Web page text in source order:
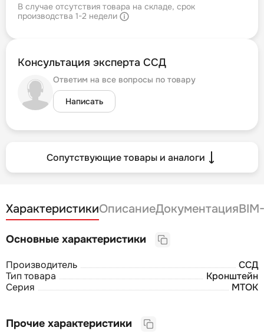
В случае отсутствия товара на складе, срок
производства 1-2 недели
Консультация эксперта ССД
Ответим на все вопросы по товару
Написать
Сопутствующие товары и аналоги
ХарактеристикиОписаниеДокументация
Основные характеристики
Производитель
ССД
Тип товара
Кронштейн
Серия
МТОК
Прочие характеристики